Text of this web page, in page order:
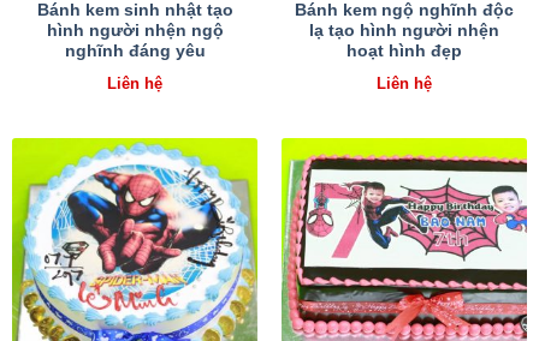
Bánh kem sinh nhật tạo
hình người nhện ngộ
nghĩnh đáng yêu
Liên hệ
Bánh kem ngộ nghĩnh độc
lạ tạo hình người nhện
hoạt hình đẹp
Liên hệ